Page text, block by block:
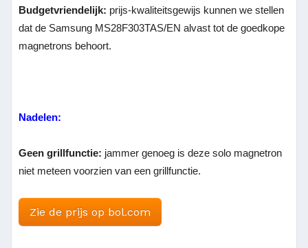
Budgetvriendelijk: prijs-kwaliteitsgewijs kunnen we stellen
dat de Samsung MS28F303TAS/EN alvast tot de goedkope
magnetrons behoort.
Nadelen:
Geen grillfunctie: jammer genoeg is deze solo magnetron
niet meteen voorzien van een grillfunctie.
Zie de prijs op bol.com